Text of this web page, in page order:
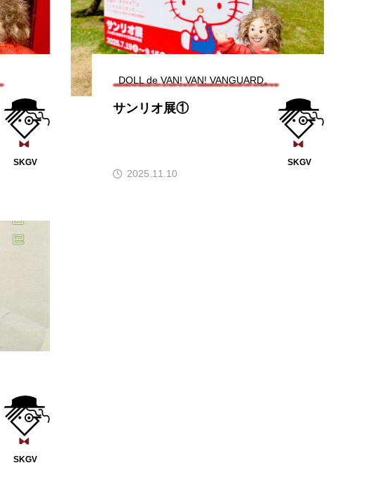
SKGV
DOLL de VAN! VAN! VANGUARD。
サンリオ展①
SKGV
2025.11.10
SKGV